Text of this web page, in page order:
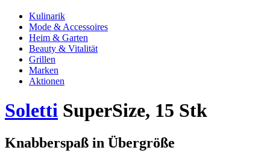
Kulinarik
Mode & Accessoires
Heim & Garten
Beauty & Vitalität
Grillen
Marken
Aktionen
Soletti SuperSize, 15 Stk
Knabberspaß in Übergröße